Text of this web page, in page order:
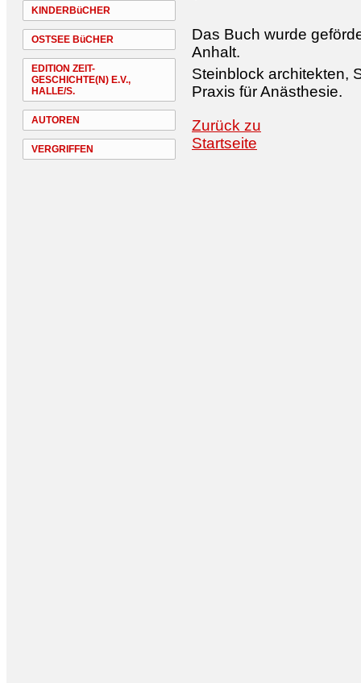
KINDERBüCHER
OSTSEE BüCHER
EDITION ZEIT-
GESCHICHTE(N) E.V.,
HALLE/S.
AUTOREN
VERGRIFFEN
Das Buch wurde
Anhalt.
Steinblock architekten,
Praxis für Anästhesie.
Zurück zu
Startseite